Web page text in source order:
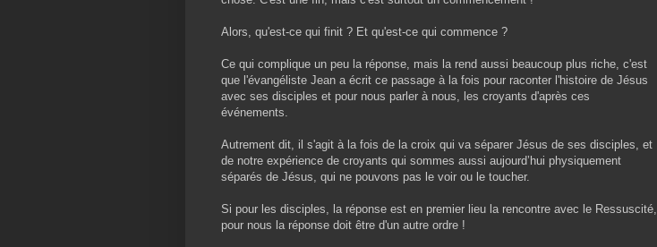
Alors, qu'est-ce qui finit ? Et qu'est-ce qui commence ?
Ce qui complique un peu la réponse, mais la rend aussi beaucoup plus riche, c'est
que l'évangéliste Jean a écrit ce passage à la fois pour raconter l'histoire de Jésus
avec ses disciples et pour nous parler à nous, les croyants d'après ces
événements.
Autrement dit, il s'agit à la fois de la croix qui va séparer Jésus de ses disciples, et
de notre expérience de croyants qui sommes aussi aujourd’hui physiquement
séparés de Jésus, qui ne pouvons pas le voir ou le toucher.
Si pour les disciples, la réponse est en premier lieu la rencontre avec le Ressuscité,
pour nous la réponse doit être d'un autre ordre !